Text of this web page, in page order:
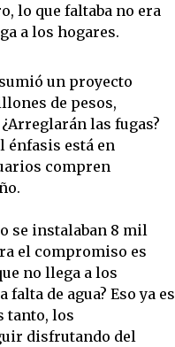
lo que faltaba no era
a los hogares.
un proyecto
de pesos,
las fugas?
énfasis está en
compren
se instalaban 8 mil
el compromiso es
no llega a los
de agua? Eso ya es
tanto, los
disfrutando del